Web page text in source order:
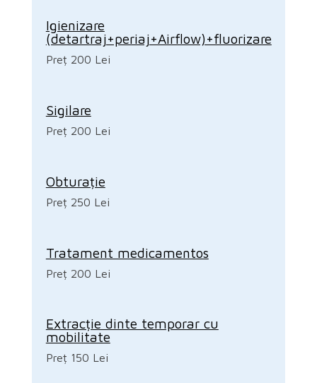
Igienizare
(detartraj+periaj+Airflow)+fluorizare
Preț 200 Lei
Sigilare
Preț 200 Lei
Obturație
Preț 250 Lei
Tratament medicamentos
Preț 200 Lei
Extracție dinte temporar cu
mobilitate
Preț 150 Lei